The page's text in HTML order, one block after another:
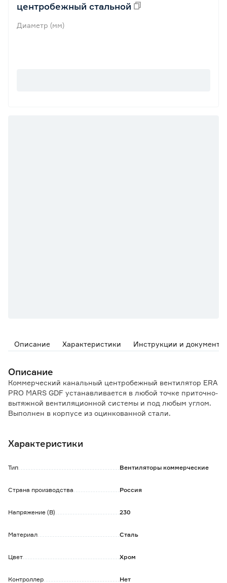
центробежный стальной
Диаметр (мм)
Описание Характеристики Инструкции и документы
Описание
Коммерческий канальный центробежный вентилятор ERA
PRO MARS GDF устанавливается в любой точке приточно-
вытяжной вентиляционной системы и под любым углом.
Выполнен в корпусе из оцинкованной стали.
перезапуском. Подключение осуществляется в
- многоразовая защита от перегрева с перезапуском;
Характеристики
Тип Вентиляторы коммерческие
Страна производства Россия
Напряжение (В) 230
Материал Сталь
Цвет Хром
Контроллер Нет